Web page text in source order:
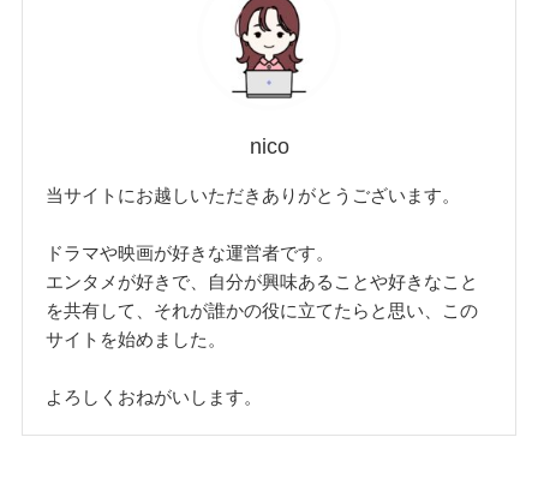
nico
当サイトにお越しいただきありがとうございます。
ドラマや映画が好きな運営者です。
エンタメが好きで、自分が興味あることや好きなこと
を共有して、それが誰かの役に立てたらと思い、この
サイトを始めました。
よろしくおねがいします。